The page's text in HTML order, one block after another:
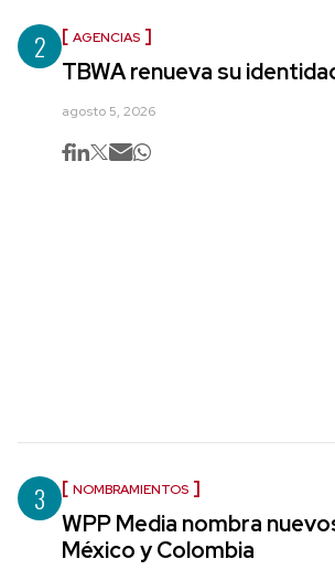
2 AGENCIAS
TBWA renueva su
agosto 5, 2026
3 NOMBRAMIENTOS
WPP Media nombra
México y Colombia